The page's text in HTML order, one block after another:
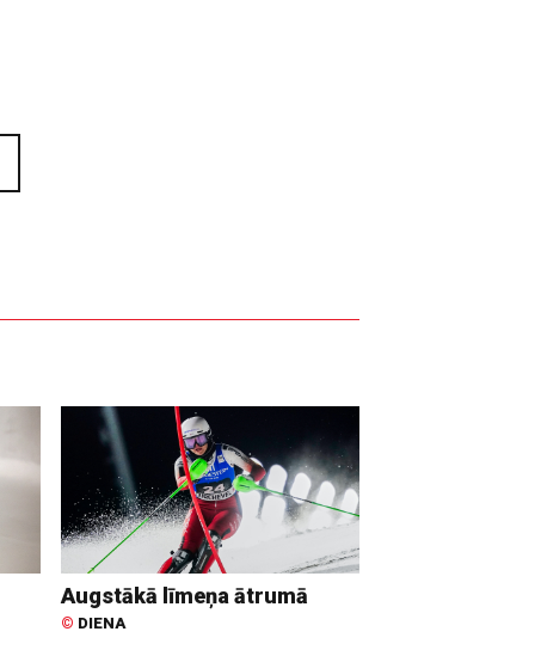
Augstākā līmeņa ātrumā
© DIENA